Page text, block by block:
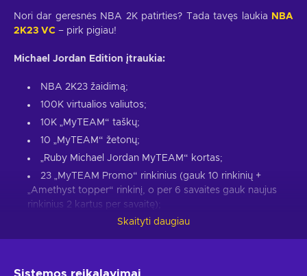
Nori dar geresnės NBA 2K patirties? Tada tavęs laukia
NBA
2K23 VC – pirk pigiau!
Michael Jordan Edition įtraukia:
NBA 2K23 žaidimą;
100K virtualios valiutos;
10K „MyTEAM“ taškų;
10 „MyTEAM“ žetonų;
„Ruby Michael Jordan MyTEAM“ kortas;
23 „MyTEAM Promo“ rinkinius (gauk 10 rinkinių +
„Amethyst topper“ rinkinį, o per 6 savaites gauk naujus
rinkinius 2 kartus per savaitę);
„Free Agent“ pasirinkimą „MyTEAM“ rinkinyje;
„Diamond Jordan Shoe MyTEAM“ kortelę;
Skaityti daugiau